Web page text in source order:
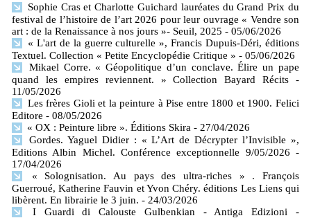
Sophie Cras et Charlotte Guichard lauréates du Grand Prix du
festival de l’histoire de l’art 2026 pour leur ouvrage « Vendre son
art : de la Renaissance à nos jours »- Seuil, 2025 - 05/06/2026
« L'art de la guerre culturelle », Francis Dupuis-Déri, éditions
Textuel. Collection « Petite Encyclopédie Critique » - 05/06/2026
Mikael Corre. « Géopolitique d’un conclave. Élire un pape
quand les empires reviennent. » Collection Bayard Récits
-
11/05/2026
Les frères Gioli et la peinture à Pise entre 1800 et 1900. Felici
Editore - 08/05/2026
« OX : Peinture libre ». Éditions Skira - 27/04/2026
Gordes. Yaguel Didier : « L’Art de Décrypter l’Invisible »,
Editions Albin Michel. Conférence exceptionnelle 9/05/2026 -
17/04/2026
« Solognisation. Au pays des ultra-riches » . François
Guerroué, Katherine Fauvin et Yvon Chéry. éditions Les Liens qui
libèrent. En librairie le 3 juin. - 24/03/2026
I Guardi di Calouste Gulbenkian - Antiga Edizioni
-